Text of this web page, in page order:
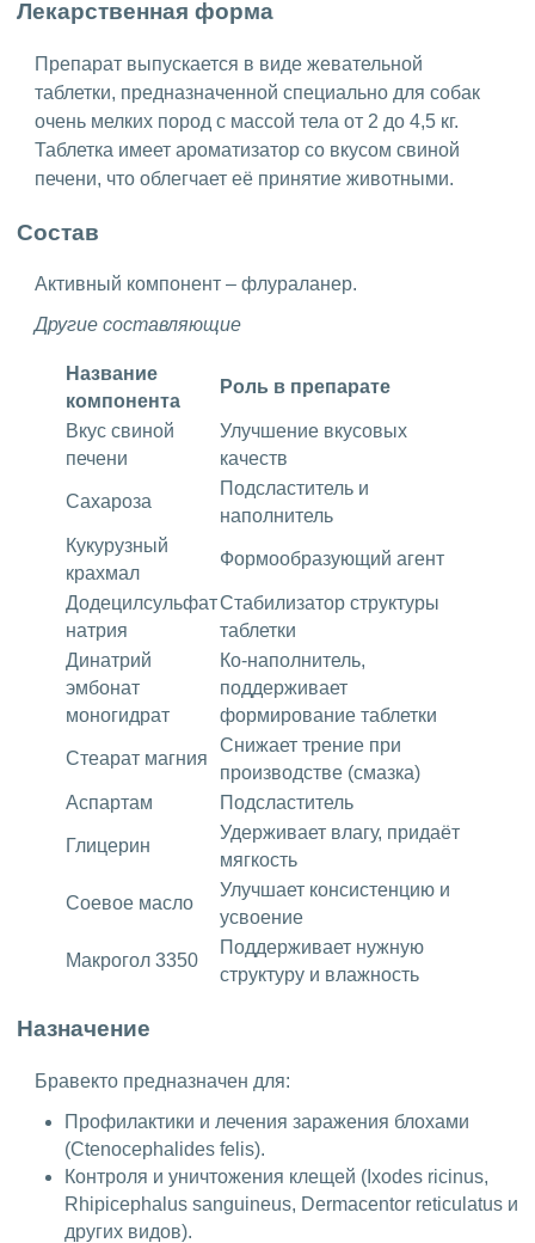
Лекарственная форма
Препарат выпускается в виде жевательной
таблетки, предназначенной специально для собак
очень мелких пород с массой тела от 2 до 4,5 кг.
Таблетка имеет ароматизатор со вкусом свиной
печени, что облегчает её принятие животными.
Состав
Активный компонент – флураланер.
Другие составляющие
Название
компонента
Роль в препарате
Вкус свиной
печени
Улучшение вкусовых
качеств
Сахароза
Подсластитель и
наполнитель
Кукурузный
крахмал
Формообразующий агент
Додецилсульфат
натрия
Стабилизатор структуры
таблетки
Динатрий
эмбонат
моногидрат
Ко-наполнитель,
поддерживает
формирование таблетки
Стеарат магния
Снижает трение при
производстве (смазка)
Аспартам
Подсластитель
Глицерин
Удерживает влагу, придаёт
мягкость
Соевое масло
Улучшает консистенцию и
усвоение
Макрогол 3350
Поддерживает нужную
структуру и влажность
Назначение
Бравекто предназначен для:
Профилактики и лечения заражения блохами
(Ctenocephalides felis).
Контроля и уничтожения клещей (Ixodes ricinus,
Rhipicephalus sanguineus, Dermacentor reticulatus и
других видов).